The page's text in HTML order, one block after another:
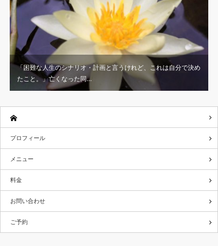
「困難な人生のシナリオ・計画と言うけれど、これは自分で決め
たこと。」亡くなった同…
プロフィール
メニュー
料金
お問い合わせ
ご予約